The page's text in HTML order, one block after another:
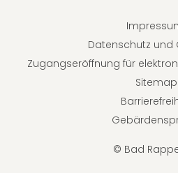
© Bad
Datenschutz und
Zugangseröffnung für
Sitemap